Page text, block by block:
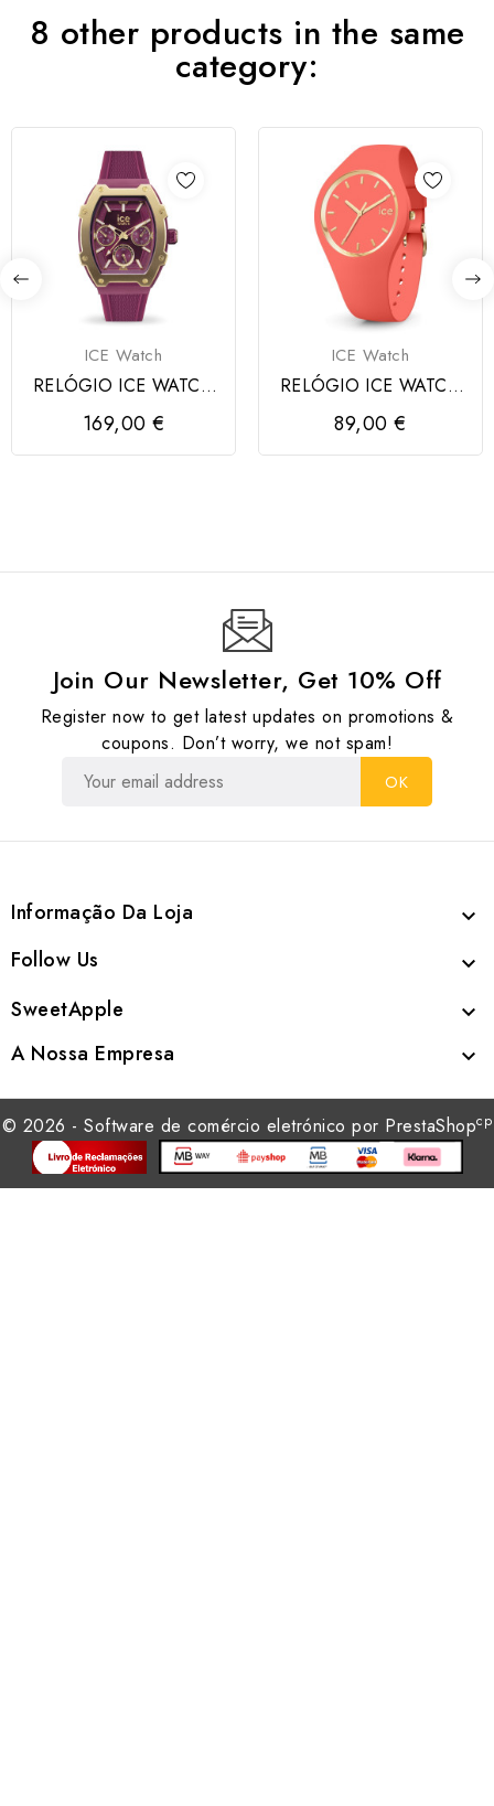
8 other products in the same
category:
ICE Watch
RELÓGIO ICE WATCH
BOLIDAY GOLD
BURGUNDY
169,00 €
ICE Watch
RELÓGIO ICE WATCH
ICE-GLAM
89,00 €
Join Our Newsletter, Get 10% Off
Register now to get latest updates on promotions &
coupons. Don’t worry, we not spam!
Informação Da Loja 
Follow Us 
SweetApple 
A Nossa Empresa 
© 2026 - Software de comércio eletrónico por PrestaShopcp